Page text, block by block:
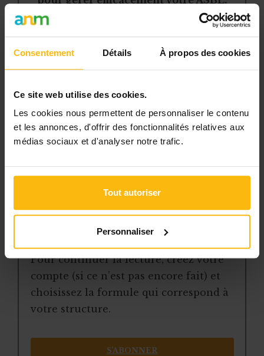
Consentement Détails À propos des cookies
Ce site web utilise des cookies.
Les cookies nous permettent de personnaliser le contenu
et les annonces, d'offrir des fonctionnalités relatives aux
médias sociaux et d'analyser notre trafic.
Tout autoriser
Personnaliser
Avec votre abonnement, vous
l’accès libre à l’ensemble des
des articles, dossiers et conseils
pratiques régulièrement mis à jour
la veille sur les lois, règles et
une boîte à outils avec des
une newsletter hebdomadaire
adaptée à vos besoins
Pour continuer la lecture, créez votre
compte (si ce n’est pas encore fait) et
choisissez la formule qui correspond à
votre structure.
S’ABONNER